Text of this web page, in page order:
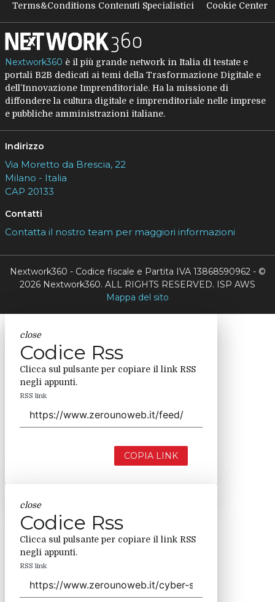
Terms&Conditions Contenuti Specialistici
Cookie Center
Nextwork360 è il più grande network in Italia di testate e
portali B2B dedicati ai temi della Trasformazione Digitale e
dell’Innovazione Imprenditoriale. Ha la missione di
diffondere la cultura digitale e imprenditoriale nelle imprese
e pubbliche amministrazioni italiane.
Indirizzo
Via Moretto da Brescia, 22
Milano - Italia
CAP 20133
Contatti
Contatta il nostro team per maggiori informazioni
Nextwork360 - Codice fiscale e Partita IVA 13868590962 - ©
2026 Nextwork360. ALL RIGHTS RESERVED. ISP AWS
Mappa del sito
close
Codice Rss
Clicca sul pulsante per copiare il link RSS
negli appunti.
RSS link
COPIA LINK
close
Codice Rss
Clicca sul pulsante per copiare il link RSS
negli appunti.
RSS link